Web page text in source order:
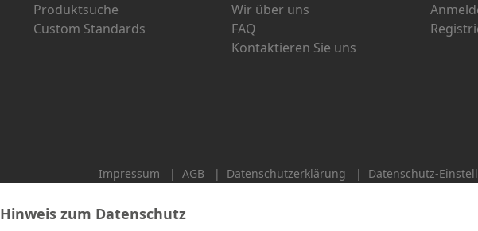
Produktsuche
Custom Standards
Wir über uns
FAQ
Kontaktieren Sie uns
Impressum | AGB | Datenschutzerklärung | Datenschutz-
Hinweis zum Datenschutz